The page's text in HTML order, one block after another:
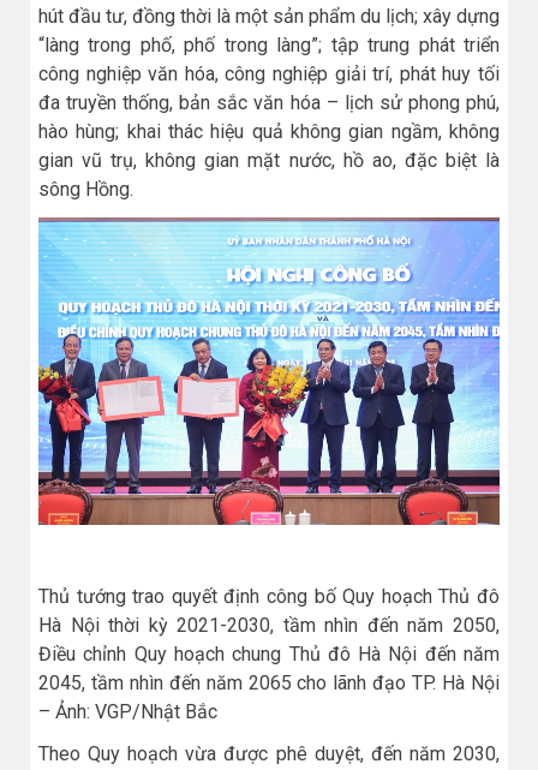
hút đầu tư, đồng thời là một sản phẩm du lịch; xây dựng
“làng trong phố, phố trong làng”; tập trung phát triển
công nghiệp văn hóa, công nghiệp giải trí, phát huy tối
đa truyền thống, bản sắc văn hóa – lịch sử phong phú,
hào hùng; khai thác hiệu quả không gian ngầm, không
gian vũ trụ, không gian mặt nước, hồ ao, đặc biệt là
sông Hồng.
Thủ tướng trao quyết định công bố Quy hoạch Thủ đô
Hà Nội thời kỳ 2021-2030, tầm nhìn đến năm 2050,
Điều chỉnh Quy hoạch chung Thủ đô Hà Nội đến năm
2045, tầm nhìn đến năm 2065 cho lãnh đạo TP. Hà Nội
– Ảnh: VGP/Nhật Bắc
Theo Quy hoạch vừa được phê duyệt, đến năm 2030,